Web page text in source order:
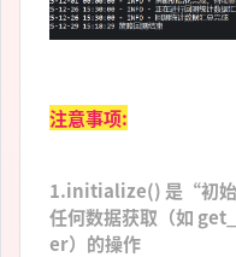
注意事项:
1.initialize() 是“初始
任何数据获取（如
er）的操作